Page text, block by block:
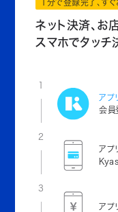
1分で登録完了、す
ネット決済、お
スマホでタッ
1
アプ
会員
2
アプ
3
アプ